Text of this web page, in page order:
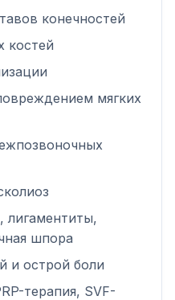
конечностей
костей
мягких
лигаментиты,
шпора
и острой боли
терапия, SVF-